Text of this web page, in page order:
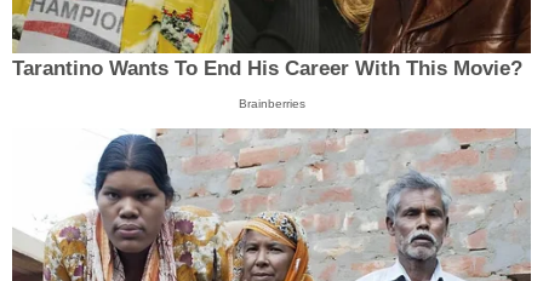
Tarantino Wants To End His Career With This Movie?
Brainberries